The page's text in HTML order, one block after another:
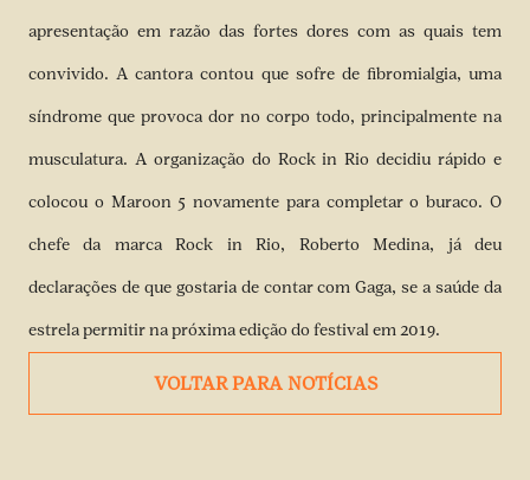
apresentação em razão das fortes dores com as quais tem
convivido. A cantora contou que sofre de fibromialgia, uma
síndrome que provoca dor no corpo todo, principalmente na
musculatura. A organização do Rock in Rio decidiu rápido e
colocou o Maroon 5 novamente para completar o buraco. O
chefe da marca Rock in Rio, Roberto Medina, já deu
declarações de que gostaria de contar com Gaga, se a saúde da
estrela permitir na próxima edição do festival em 2019.
VOLTAR PARA NOTÍCIAS